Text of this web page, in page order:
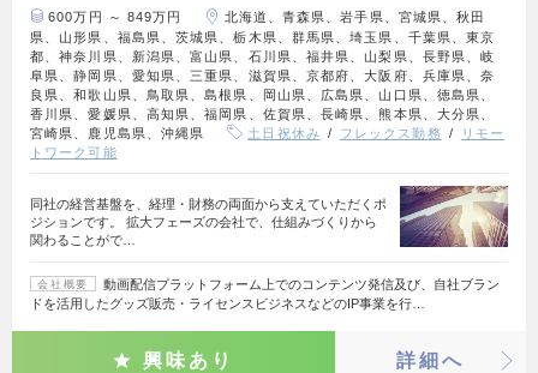
600万円 ～ 849万円
北海道、青森県、岩手県、宮城県、秋田
県、山形県、福島県、茨城県、栃木県、群馬県、埼玉県、千葉県、東京
都、神奈川県、新潟県、富山県、石川県、福井県、山梨県、長野県、岐
阜県、静岡県、愛知県、三重県、滋賀県、京都府、大阪府、兵庫県、奈
良県、和歌山県、鳥取県、島根県、岡山県、広島県、山口県、徳島県、
香川県、愛媛県、高知県、福岡県、佐賀県、長崎県、熊本県、大分県、
宮崎県、鹿児島県、沖縄県
土日祝休み フレックス勤務
リモー
トワーク可能
同社の経営基盤を、経理・財務の両面から支えていただくポ
ジションです。 拡大フェーズの会社で、仕組みづくりから
関わることがで…
会社概要
動画配信プラットフォーム上でのコンテンツ発信及び、自社ブラン
ドを活用したグッズ販売・ライセンスビジネスなどのIP事業を行…
興味あり 詳細へ